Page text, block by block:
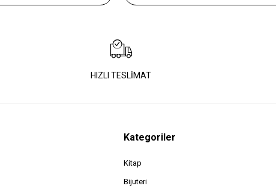
HIZLI TESLİMAT
Kategoriler
Kitap
Bijuteri